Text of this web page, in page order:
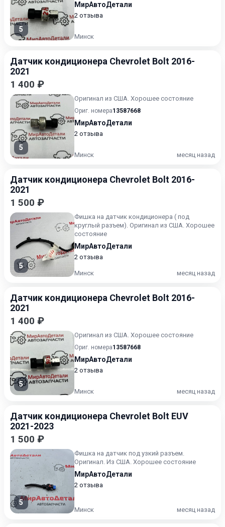
5
МирАвтоДетали
2 отзыва
Минск
Датчик кондиционера Chevrolet Bolt 2016-
2021
1 400 ₽
5
Оригинал из США. Хорошее состояние
Ориг. номера13587668
МирАвтоДетали
2 отзыва
Минск месяц назад
Датчик кондиционера Chevrolet Bolt 2016-
2021
1 500 ₽
5
Фишка на датчик кондиционера ( под
круглый разъем). Оригинал из США. Хорошее
состояние
МирАвтоДетали
2 отзыва
Минск месяц назад
Датчик кондиционера Chevrolet Bolt 2016-
2021
1 400 ₽
5
Оригинал из США. Хорошее состояние
Ориг. номера13587668
МирАвтоДетали
2 отзыва
Минск месяц назад
Датчик кондиционера Chevrolet Bolt EUV
2021-2023
1 500 ₽
5
Фишка на датчик под узкий разъем.
Оригинал. Из США. Хорошее состояние
МирАвтоДетали
2 отзыва
Минск месяц назад